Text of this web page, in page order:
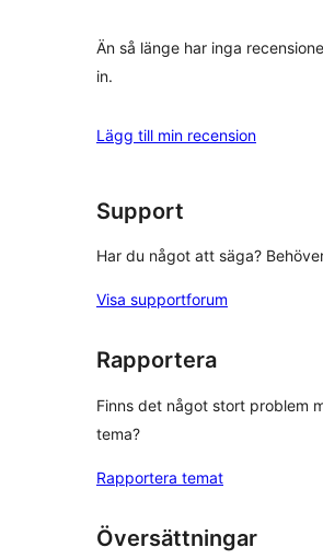
Än så länge har inga
in.
Lägg till min recension
Support
Har du något att säga?
Visa supportforum
Rapportera
Finns det något stort problem
tema?
Rapportera temat
Översättningar